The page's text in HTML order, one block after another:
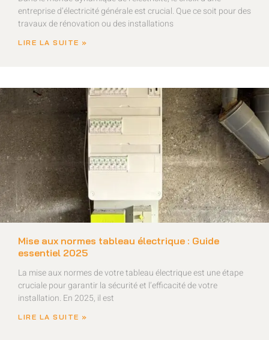
entreprise d’électricité générale est crucial. Que ce soit pour des
travaux de rénovation ou des installations
LIRE LA SUITE »
Mise aux normes tableau électrique : Guide
essentiel 2025
La mise aux normes de votre tableau électrique est une étape
cruciale pour garantir la sécurité et l’efficacité de votre
installation. En 2025, il est
LIRE LA SUITE »